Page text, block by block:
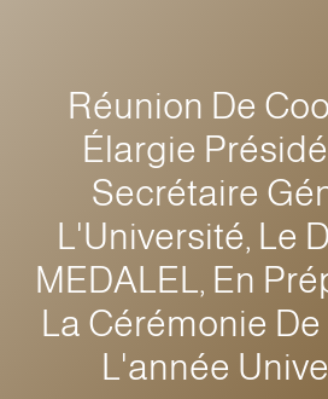
Réunion De
Élargie
Secrétaire
L'Université, Le
MEDALEL, En
La Cérémonie
L'année